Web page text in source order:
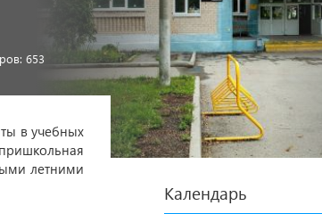
653
в учебных
летними
Календарь